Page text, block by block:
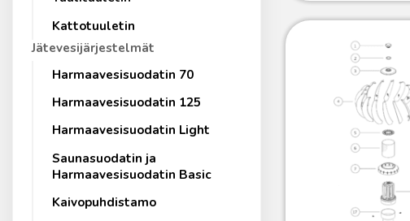
Kattotuuletin
Jätevesijärjestelmät
Harmaavesisuodatin 70
Harmaavesisuodatin 125
Harmaavesisuodatin Light
Saunasuodatin ja
Harmaavesisuodatin Basic
Kaivopuhdistamo